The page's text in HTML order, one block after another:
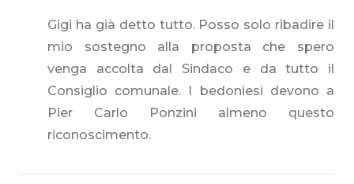
Gigi ha già detto tutto. Posso solo ribadire il
mio sostegno alla proposta che spero
venga accolta dal Sindaco e da tutto il
Consiglio comunale. I bedoniesi devono a
Pier Carlo Ponzini almeno questo
riconoscimento.